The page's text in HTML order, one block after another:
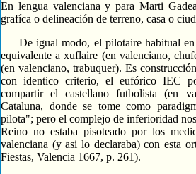
En lengua valenciana y para Marti
grafíca o delineación de terreno, casa o
De igual modo, el pilotaire habitual en
equivalente a xuflaire (en valenciano,
(en valenciano, trabuquer). Es
con identico criterio, el eufórico IEC
compartir el castellano futbolista (en
Cataluna, donde se tome como
pilota"; pero el complejo de inferioridad
Reino no estaba pisoteado por los
valenciana (y asi lo declaraba) con esta
Fiestas, Valencia 1667, p. 261).